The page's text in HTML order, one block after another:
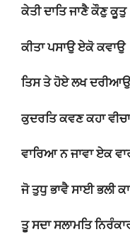
ਕੇਤੀ ਦਾਤਿ ਜਾਣੈ ਕੌਣੁ ਕੂਤੁ
ਕੀਤਾ ਪਸਾਉ ਏਕੋ ਕਵਾਉ
ਤਿਸ ਤੇ ਹੋਏ ਲਖ
ਕੁਦਰਤਿ ਕਵਣ ਕਹਾ
ਵਾਰਿਆ ਨ ਜਾਵਾ ਏਕ
ਜੋ ਤੁਧੁ ਭਾਵੈ ਸਾਈ ਭਲੀ
ਤੂ ਸਦਾ ਸਲਾਮਤਿ